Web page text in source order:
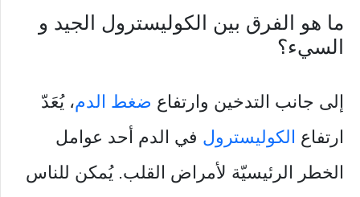
ما هو الفرق بين الكوليسترول الجيد و
السيء؟
إلى جانب التدخين وارتفاع ضغط الدم، يُعَدّ
ارتفاع الكوليسترول في الدم أحد عوامل
الخطر الرئيسيّة لأمراض القلب. يُمكن للناس